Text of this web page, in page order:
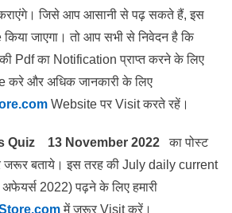
जिसे आप आसानी से पढ़ सकते हैं, इस
जाएगा। तो आप सभी से निवेदन है कि
Pdf का Notification प्राप्त करने के लिए
करे और अधिक जानकारी के लिए
Website पर Visit करते रहें।
Quiz 13 November 2022
का पोस्ट
जरूर बताये।इस तरह की July daily current
2022) पढ़ने के लिए हमारी
में जरूर Visit करें।